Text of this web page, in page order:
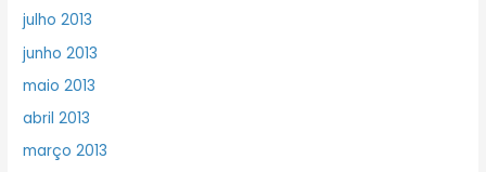
julho 2013
junho 2013
maio 2013
abril 2013
março 2013